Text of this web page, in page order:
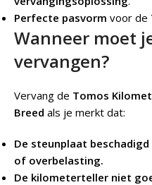
Perfecte pasvorm voor de
Wanneer moet
vervangen?
Vervang de Tomos
Breed als je merkt dat:
De steunplaat
of overbelasting.
De kilometerteller niet